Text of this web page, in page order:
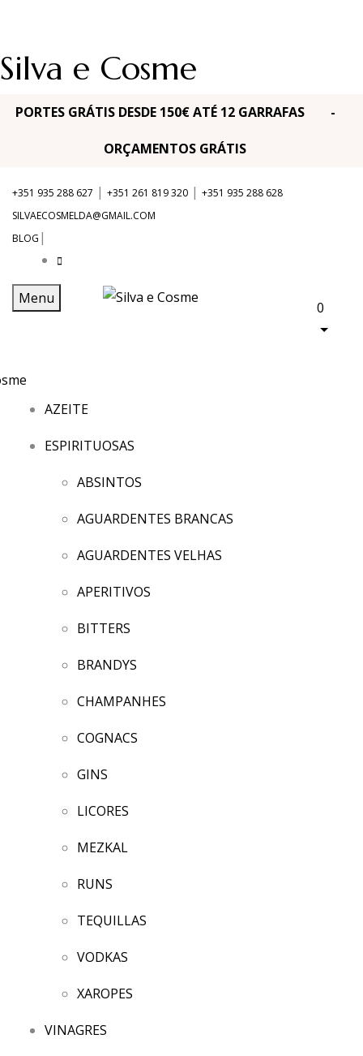
Silva e Cosme
PORTES GRÁTIS DESDE 150€ ATÉ 12 GARRAFAS -
ORÇAMENTOS GRÁTIS
+351 935 288 627 | +351 261 819 320 | +351 935 288 628
SILVAECOSMELDA@GMAIL.COM
BLOG |
Menu
0
AZEITE
ESPIRITUOSAS
ABSINTOS
AGUARDENTES BRANCAS
AGUARDENTES VELHAS
APERITIVOS
BITTERS
BRANDYS
CHAMPANHES
COGNACS
GINS
LICORES
MEZKAL
RUNS
TEQUILLAS
VODKAS
XAROPES
VINAGRES